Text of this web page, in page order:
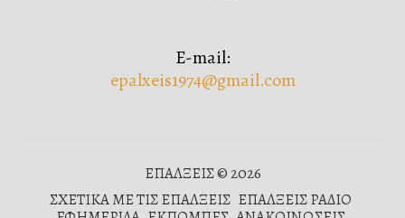
E-mail:
epalxeis1974@gmail.com
ΕΠΑΛΞΕΙΣ © 2026
ΣΧΕΤΙΚΑ ΜΕ ΤΙΣ ΕΠΑΛΞΕΙΣ ΕΠΑΛΞΕΙΣ ΡΑΔΙΟ